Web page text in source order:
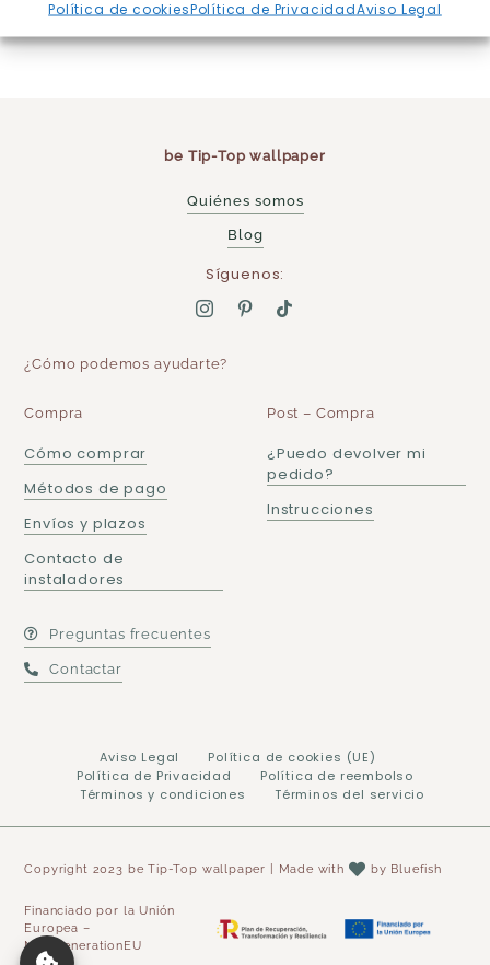
Política de cookiesPolítica de PrivacidadAviso Legal
Destinos y precios
be Tip-Top wallpaper
Quiénes somos
Blog
Síguenos:
¿Cómo podemos ayudarte?
Compra
Cómo comprar
Métodos de pago
Envíos y plazos
Contacto de
instaladores
Post – Compra
¿Puedo devolver mi
pedido?
Instrucciones
Preguntas frecuentes
Contactar
Aviso Legal
Política de cookies (UE)
Política de Privacidad
Política de reembolso
Términos y condiciones
Términos del servicio
Copyright 2023 be Tip-Top wallpaper | Made with by Bluefish
Financiado por la Unión
Europea –
NextGenerationEU